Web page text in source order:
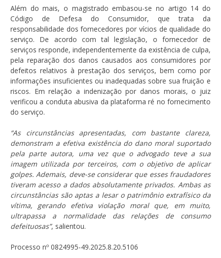
Além do mais, o magistrado embasou-se no artigo 14 do
Código de Defesa do Consumidor, que trata da
responsabilidade dos fornecedores por vícios de qualidade do
serviço. De acordo com tal legislação, o fornecedor de
serviços responde, independentemente da existência de culpa,
pela reparação dos danos causados aos consumidores por
defeitos relativos à prestação dos serviços, bem como por
informações insuficientes ou inadequadas sobre sua fruição e
riscos. Em relação a indenização por danos morais, o juiz
verificou a conduta abusiva da plataforma ré no fornecimento
do serviço.
“As circunstâncias apresentadas, com bastante clareza,
demonstram a efetiva existência do dano moral suportado
pela parte autora, uma vez que o advogado teve a sua
imagem utilizada por terceiros, com o objetivo de aplicar
golpes. Ademais, deve-se considerar que esses fraudadores
tiveram acesso a dados absolutamente privados. Ambas as
circunstâncias são aptas a lesar o patrimônio extrafísico da
vítima, gerando efetiva violação moral que, em muito,
ultrapassa a normalidade das relações de consumo
defeituosas”, salientou.
Processo nº 0824995-49.2025.8.20.5106